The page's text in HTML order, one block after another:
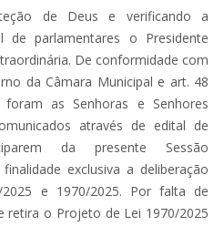
de Deus e verificando a
de parlamentares o Presidente
De conformidade com
da Câmara Municipal e art. 48
as Senhoras e Senhores
através de edital de
da presente Sessão
exclusiva a deliberação
e 1970/2025. Por falta de
retira o Projeto de Lei 1970/2025